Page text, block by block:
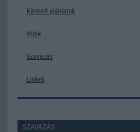
Kiemelt ajánlatok
Hírek
Szavazás
Linkek
SZAVAZÁS